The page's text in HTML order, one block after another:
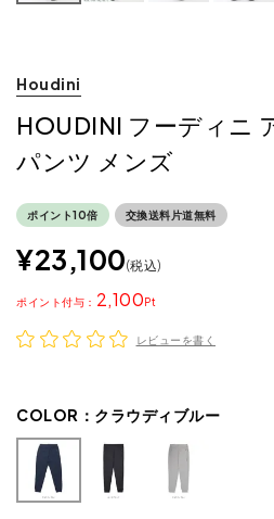
Houdini
HOUDINI フーディニ
パンツ メンズ
ポイント10倍 交換送料片道無料
¥23,100 税込
2,100
ポイント
レビューを書く
COLOR： クラウディブルー